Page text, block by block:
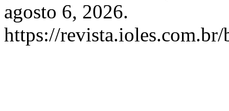
agosto 6, 2026.
https://